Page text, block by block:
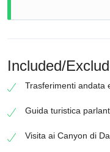
Included/
Trasferimenti andata
Guida turistica
Visita ai Canyon di